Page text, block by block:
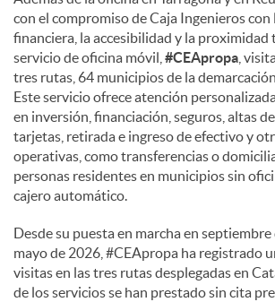
con el compromiso de Caja Ingenieros con
financiera, la accesibilidad y la
servicio de oficina móvil, #CEApropa ,
tres rutas, 64 municipios de la
Este servicio ofrece atención
en inversión, financiación, seguros, altas
tarjetas, retirada e ingreso de efectivo y
operativas, como transferencias o
personas residentes en municipios sin
cajero automático.
Desde su puesta en marcha en
mayo de 2026, #CEApropa ha registrado
visitas en las tres rutas desplegadas en
de los servicios se han prestado sin cita